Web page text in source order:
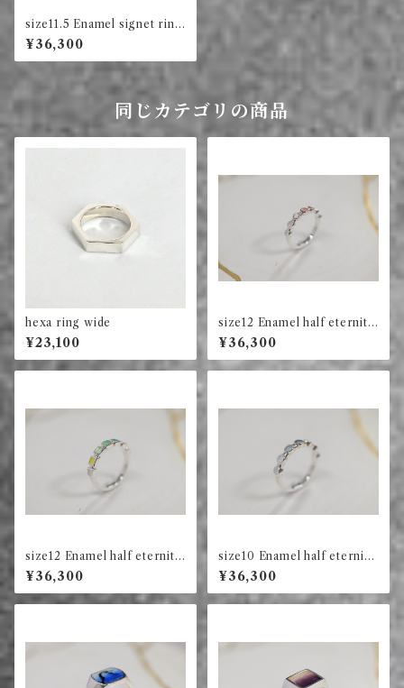
size11.5 Enamel signet ring
circle (睡蓮)
¥36,300
同じカテゴリの商品
hexa ring wide
¥23,100
size12 Enamel half eternity
ring circle (red)
¥36,300
size12 Enamel half eternity
ring square (green)
¥36,300
size10 Enamel half eternity
ring circle (ink)
¥36,300